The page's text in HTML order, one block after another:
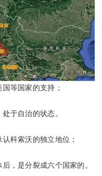
等国家的支持；
于自治的状态。
科索沃的独立地位；
，是分裂成六个国家的。